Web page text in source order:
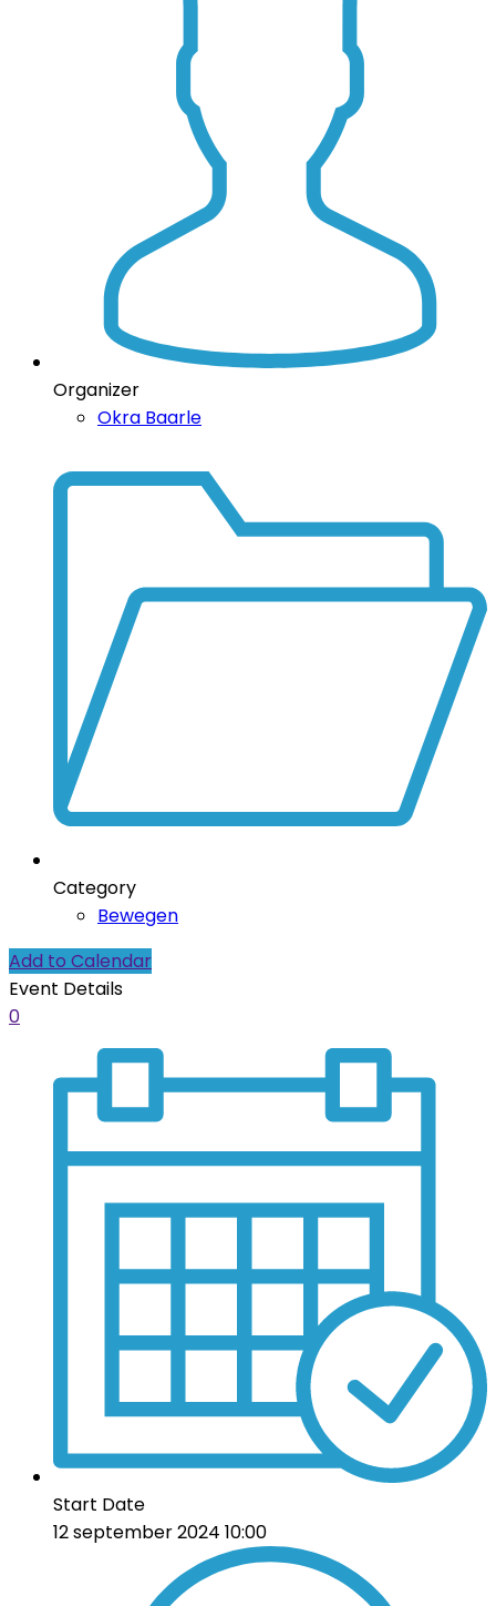
Organizer
Okra Baarle
Category
Bewegen
Add to Calendar
Event Details
0
Start Date
12 september 2024 10:00